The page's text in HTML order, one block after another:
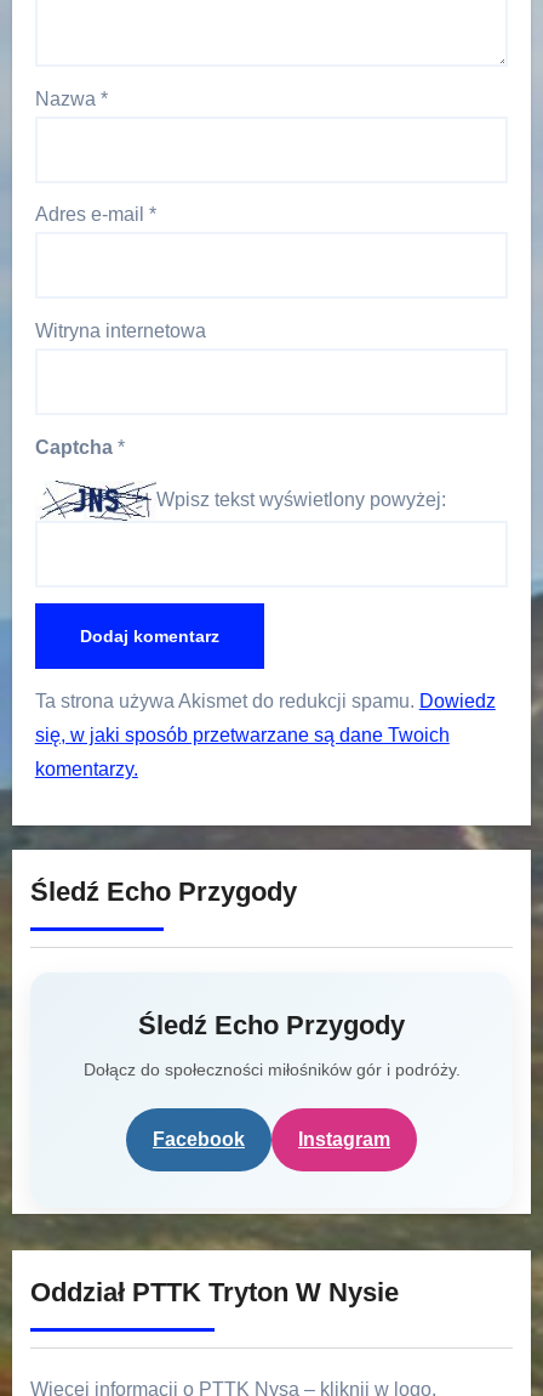
Nazwa *
Adres e-mail *
Witryna internetowa
Captcha *
Wpisz tekst wyświetlony powyżej:
Ta strona używa Akismet do redukcji spamu. Dowiedz
się, w jaki sposób przetwarzane są dane Twoich
komentarzy.
Śledź Echo Przygody
Śledź Echo Przygody
Dołącz do społeczności miłośników gór i podróży.
Facebook Instagram
Oddział PTTK Tryton W Nysie
Więcej informacji o PTTK Nysa – kliknij w logo.